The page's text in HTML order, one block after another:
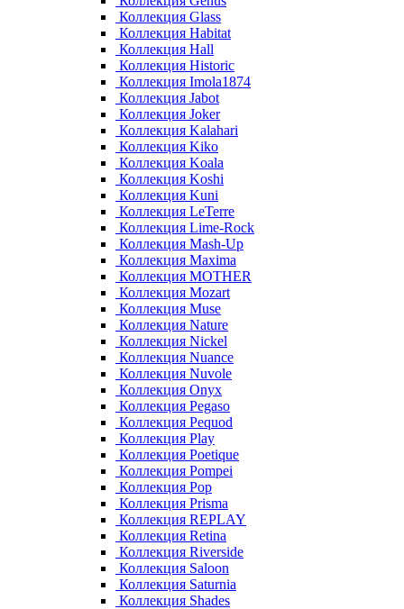
Коллекция Glass
Коллекция Habitat
Коллекция Hall
Коллекция Historic
Коллекция Imola1874
Коллекция Jabot
Коллекция Joker
Коллекция Kalahari
Коллекция Kiko
Коллекция Koala
Коллекция Koshi
Коллекция Kuni
Коллекция LeTerre
Коллекция Lime-Rock
Коллекция Mash-Up
Коллекция Maxima
Коллекция MOTHER
Коллекция Mozart
Коллекция Muse
Коллекция Nature
Коллекция Nickel
Коллекция Nuance
Коллекция Nuvole
Коллекция Onyx
Коллекция Pegaso
Коллекция Pequod
Коллекция Play
Коллекция Poetique
Коллекция Pompei
Коллекция Pop
Коллекция Prisma
Коллекция REPLAY
Коллекция Retina
Коллекция Riverside
Коллекция Saloon
Коллекция Saturnia
Коллекция Shades